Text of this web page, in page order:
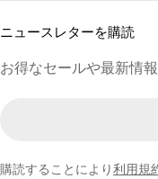
ニュースレターを購読
お得なセールや最新情
購読することにより利用規